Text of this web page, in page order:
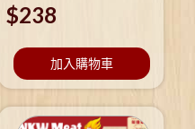
$238
加入購物車